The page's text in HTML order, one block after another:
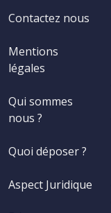
Contactez nous
Mentions
légales
Qui sommes
nous ?
Quoi déposer ?
Aspect Juridique